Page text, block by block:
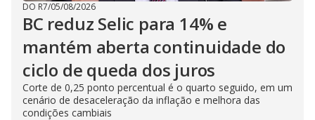
DO R7/05/08/2026
BC reduz Selic para 14% e
mantém aberta continuidade do
ciclo de queda dos juros
Corte de 0,25 ponto percentual é o quarto seguido, em um
cenário de desaceleração da inflação e melhora das
condições cambiais